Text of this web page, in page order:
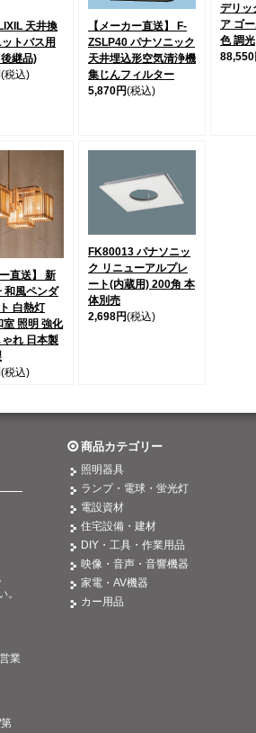
天井換
トバス用
継品)
(税込)
【メーカー直送】 F-
ZSLP40 パナソニック
天井埋込形空気清浄機
集じんフィルター
5,870円(税込)
デリッ
ア ゴ
色 調光
88,550
直送】 新
和風ペンダ
白熱灯
照明 強化
れ 日本製
(税込)
FK80013 パナソニッ
ク リニューアルプレ
ート(内蔵用) 200角 本
体別売
2,698円(税込)
。
業
商品カテゴリー
照明器具
ランプ・電球・蛍光灯
電設資材
住宅設備・建材
DIY・工具・作業用品
映像・音声・音響機器
家電・AV機器
カー用品